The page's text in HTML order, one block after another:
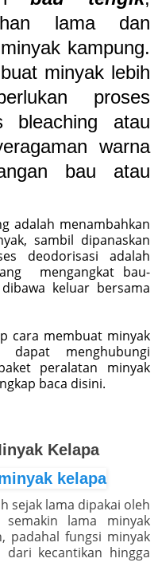
lama dan
kampung.
minyak lebih
proses
bleaching atau
warna
bau atau
adalah menambahkan
sambil dipanaskan
deodorisasi adalah
mengangkat bau-
keluar bersama
cara membuat minyak
menghubungi
peralatan minyak
baca disini.
Kelapa
sejak lama dipakai oleh
lama minyak
padahal fungsi minyak
dari kecantikan hingga